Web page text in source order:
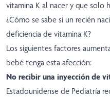
vitamina K al nacer y que solo
¿Cómo se sabe si un recién
deficiencia de vitamina K?
Los siguientes factores
bebé tenga esta afección:
No recibir una inyección de
Estadounidense de Pediatría